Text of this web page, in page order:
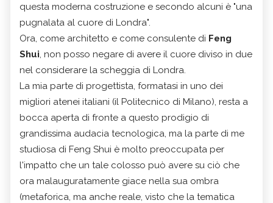
questa moderna costruzione e secondo alcuni è "una
pugnalata al cuore di Londra".
Ora, come architetto e come consulente di Feng
Shui, non posso negare di avere il cuore diviso in due
nel considerare la scheggia di Londra.
La mia parte di progettista, formatasi in uno dei
migliori atenei italiani (il Politecnico di Milano), resta a
bocca aperta di fronte a questo prodigio di
grandissima audacia tecnologica, ma la parte di me
studiosa di Feng Shui è molto preoccupata per
l'impatto che un tale colosso può avere su ciò che
ora malauguratamente giace nella sua ombra
(metaforica, ma anche reale, visto che la tematica